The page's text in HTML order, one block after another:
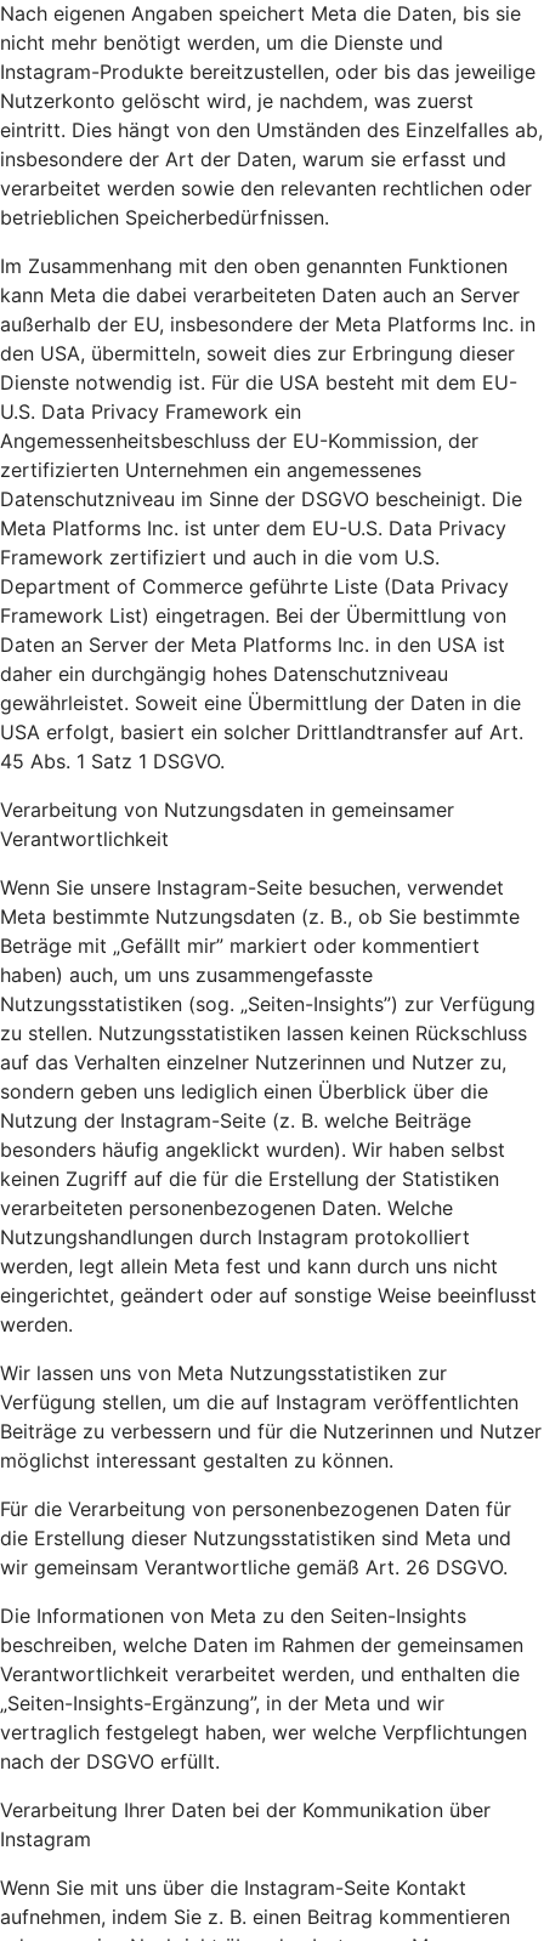
Nach eigenen Angaben speichert Meta die Daten, bis sie
nicht mehr benötigt werden, um die Dienste und
Instagram-Produkte bereitzustellen, oder bis das jeweilige
Nutzerkonto gelöscht wird, je nachdem, was zuerst
eintritt. Dies hängt von den Umständen des Einzelfalles ab,
insbesondere der Art der Daten, warum sie erfasst und
verarbeitet werden sowie den relevanten rechtlichen oder
betrieblichen Speicherbedürfnissen.
Im Zusammenhang mit den oben genannten Funktionen
kann Meta die dabei verarbeiteten Daten auch an Server
außerhalb der EU, insbesondere der Meta Platforms Inc. in
den USA, übermitteln, soweit dies zur Erbringung dieser
Dienste notwendig ist. Für die USA besteht mit dem EU-
U.S. Data Privacy Framework ein
Angemessenheitsbeschluss der EU-Kommission, der
zertifizierten Unternehmen ein angemessenes
Datenschutzniveau im Sinne der DSGVO bescheinigt. Die
Meta Platforms Inc. ist unter dem EU-U.S. Data Privacy
Framework zertifiziert und auch in die vom U.S.
Department of Commerce geführte Liste (Data Privacy
Framework List) eingetragen. Bei der Übermittlung von
Daten an Server der Meta Platforms Inc. in den USA ist
daher ein durchgängig hohes Datenschutzniveau
gewährleistet. Soweit eine Übermittlung der Daten in die
USA erfolgt, basiert ein solcher Drittlandtransfer auf Art.
45 Abs. 1 Satz 1 DSGVO.
Verarbeitung von Nutzungsdaten in gemeinsamer
Verantwortlichkeit
Wenn Sie unsere Instagram-Seite besuchen, verwendet
Meta bestimmte Nutzungsdaten (z. B., ob Sie bestimmte
Beträge mit „Gefällt mir” markiert oder kommentiert
haben) auch, um uns zusammengefasste
Nutzungsstatistiken (sog. „Seiten-Insights”) zur Verfügung
zu stellen. Nutzungsstatistiken lassen keinen Rückschluss
auf das Verhalten einzelner Nutzerinnen und Nutzer zu,
sondern geben uns lediglich einen Überblick über die
Nutzung der Instagram-Seite (z. B. welche Beiträge
besonders häufig angeklickt wurden). Wir haben selbst
keinen Zugriff auf die für die Erstellung der Statistiken
verarbeiteten personenbezogenen Daten. Welche
Nutzungshandlungen durch Instagram protokolliert
werden, legt allein Meta fest und kann durch uns nicht
eingerichtet, geändert oder auf sonstige Weise beeinflusst
werden.
Wir lassen uns von Meta Nutzungsstatistiken zur
Verfügung stellen, um die auf Instagram veröffentlichten
Beiträge zu verbessern und für die Nutzerinnen und Nutzer
möglichst interessant gestalten zu können.
Für die Verarbeitung von personenbezogenen Daten für
die Erstellung dieser Nutzungsstatistiken sind Meta und
wir gemeinsam Verantwortliche gemäß Art. 26 DSGVO.
Die Informationen von Meta zu den Seiten-Insights
beschreiben, welche Daten im Rahmen der gemeinsamen
Verantwortlichkeit verarbeitet werden, und enthalten die
„Seiten-Insights-Ergänzung”, in der Meta und wir
vertraglich festgelegt haben, wer welche Verpflichtungen
nach der DSGVO erfüllt.
Verarbeitung Ihrer Daten bei der Kommunikation über
Instagram
Wenn Sie mit uns über die Instagram-Seite Kontakt
aufnehmen, indem Sie z. B. einen Beitrag kommentieren